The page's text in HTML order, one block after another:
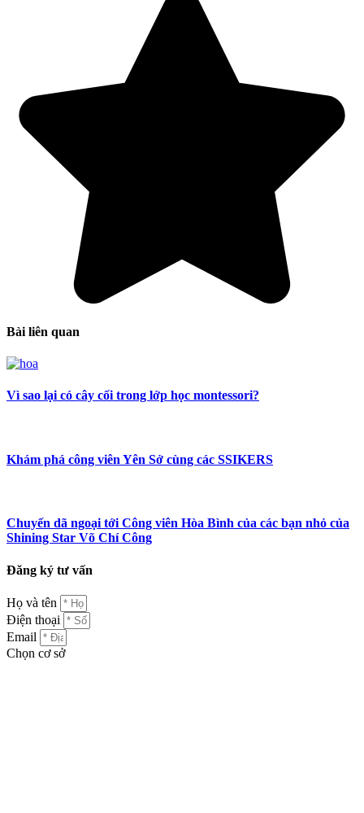
Bài liên quan
Vì sao lại có cây cối trong lớp học montessori?
Khám phá công viên Yên Sở cùng các SSIKERS
Chuyến dã ngoại tới Công viên Hòa Bình của các bạn nhỏ của
Shining Star Võ Chí Công
Đăng ký tư vấn
Họ và tên
Điện thoại
Email
Chọn cơ sở